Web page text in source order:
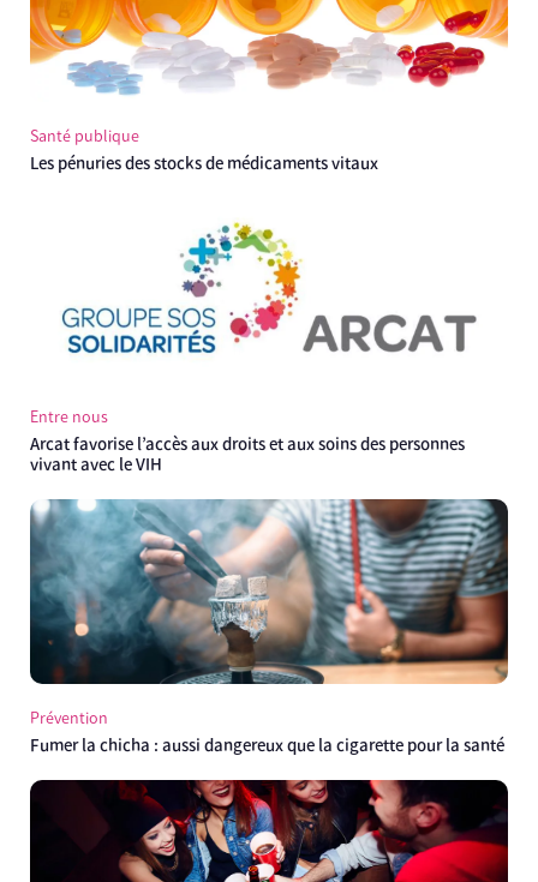
Santé publique
Les pénuries des stocks de médicaments vitaux
Entre nous
Arcat favorise l’accès aux droits et aux soins des personnes
vivant avec le VIH
Prévention
Fumer la chicha : aussi dangereux que la cigarette pour la santé